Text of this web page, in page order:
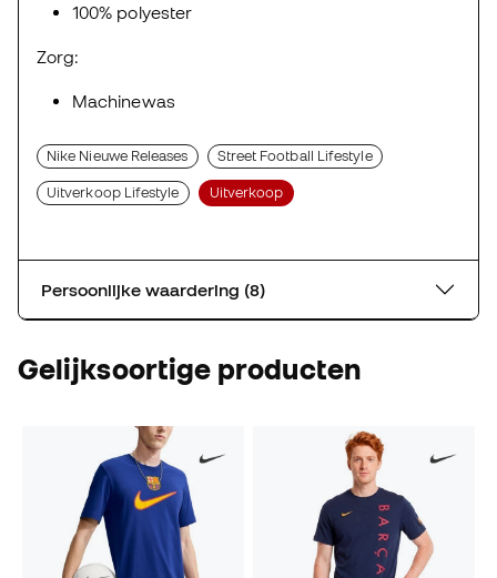
100% polyester
Zorg:
Machinewas
Nike Nieuwe Releases Street Football Lifestyle
Uitverkoop Lifestyle Uitverkoop
Persoonlijke waardering (8)
Gelijksoortige producten